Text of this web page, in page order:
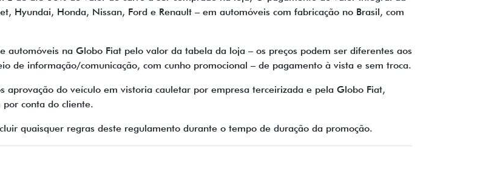
Hyundai, Honda, Nissan, Ford e Renault – em automóveis com fabricação no Brasil, com
automóveis na Globo Fiat pelo valor da tabela da loja – os preços podem ser diferentes aos
de informação/comunicação, com cunho promocional – de pagamento à vista e sem troca.
aprovação do veículo em vistoria cauletar por empresa terceirizada e pela Globo Fiat,
conta do cliente.
quaisquer regras deste regulamento durante o tempo de duração da promoção.